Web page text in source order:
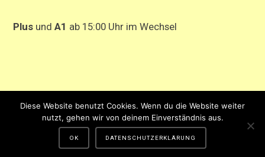
Plus undA1 ab 15:00 Uhr im Wechsel
Gestaltung und Hosting von Matthias Hehn,MyWebstage.de
Diese Website benutzt Cookies. Wenn du die Website weiter
nutzt, gehen wir von deinem Einverständnis aus.
OK DATENSCHUTZERKLÄRUNG